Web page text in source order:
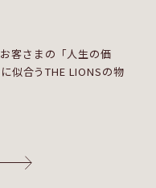
客さまの「人生の価
似合うTHE LIONSの物